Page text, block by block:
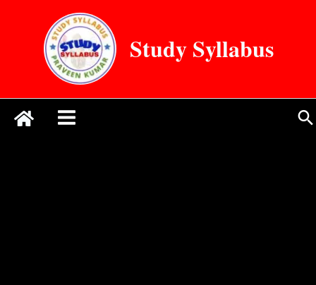
Study Syllabus